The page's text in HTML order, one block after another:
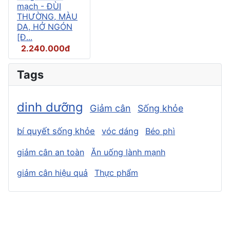
mạch - ĐÙI
THƯỜNG, MÀU
DA, HỞ NGÓN
[Đ...
2.240.000đ
Tags
dinh dưỡng Giảm cân Sống khỏe
bí quyết sống khỏe vóc dáng Béo phì
giảm cân an toàn
Ăn uống lành mạnh
giảm cân hiệu quả
Thực phẩm